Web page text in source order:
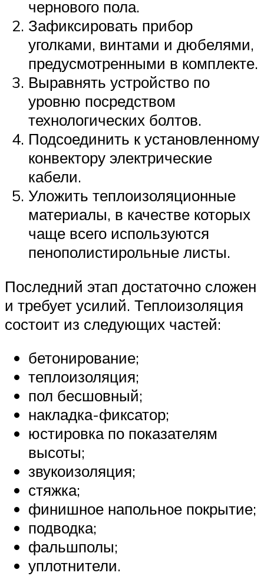
чернового пола.
Зафиксировать прибор
уголками, винтами и дюбелями,
предусмотренными в комплекте.
Выравнять устройство по
уровню посредством
технологических болтов.
Подсоединить к установленному
конвектору электрические
кабели.
Уложить теплоизоляционные
материалы, в качестве которых
чаще всего используются
пенополистирольные листы.
Последний этап достаточно сложен
и требует усилий. Теплоизоляция
состоит из следующих частей:
бетонирование;
теплоизоляция;
пол бесшовный;
накладка-фиксатор;
юстировка по показателям
высоты;
звукоизоляция;
стяжка;
финишное напольное покрытие;
подводка;
фальшполы;
уплотнители.